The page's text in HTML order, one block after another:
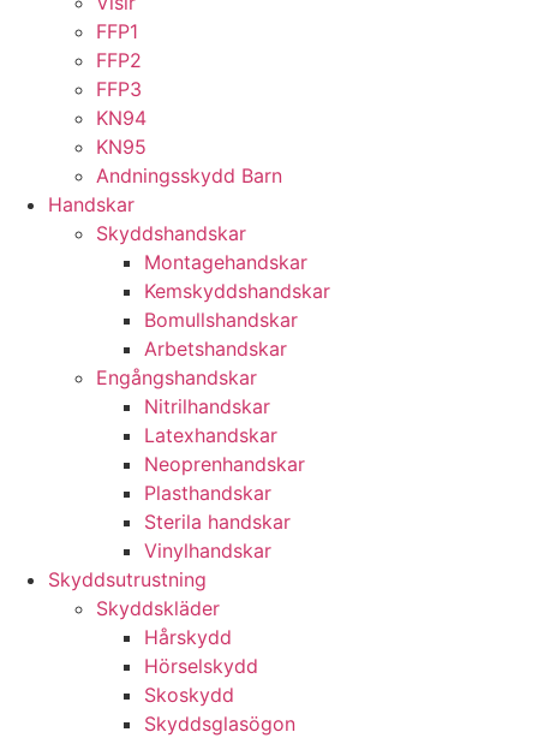
FFP1
FFP2
FFP3
KN94
KN95
Andningsskydd Barn
Handskar
Skyddshandskar
Montagehandskar
Kemskyddshandskar
Bomullshandskar
Arbetshandskar
Engångshandskar
Nitrilhandskar
Latexhandskar
Neoprenhandskar
Plasthandskar
Sterila handskar
Vinylhandskar
Skyddsutrustning
Skyddskläder
Hårskydd
Hörselskydd
Skoskydd
Skyddsglasögon